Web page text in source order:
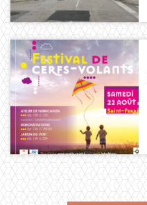
Lire l'article